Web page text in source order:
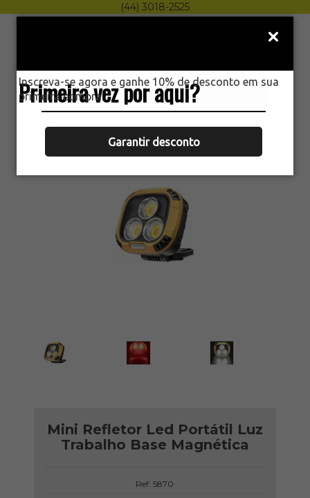
Primeira vez por aqui?
Inscreva-se agora e ganhe 10% de desconto em sua
primeira compra.
Garantir desconto
(44) 3018-2525
Menu
HOME
MINI REFLETOR LED PORTÁTIL LUZ
TRABALHO BASE MAGNÉTICA
Mini Refletor Led Portátil Luz
Trabalho Base Magnética
Ref: 5870